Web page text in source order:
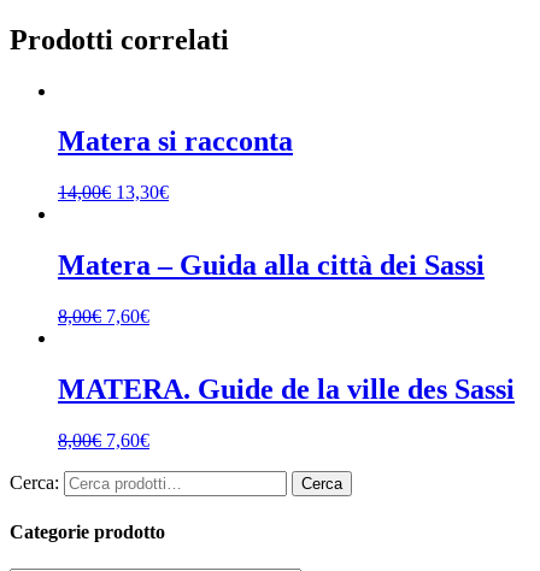
Prodotti correlati
Matera si racconta
14,00€ 13,30€
Matera – Guida alla città dei Sassi
8,00€ 7,60€
MATERA. Guide de la ville des Sassi
8,00€ 7,60€
Cerca: Cerca
Categorie prodotto